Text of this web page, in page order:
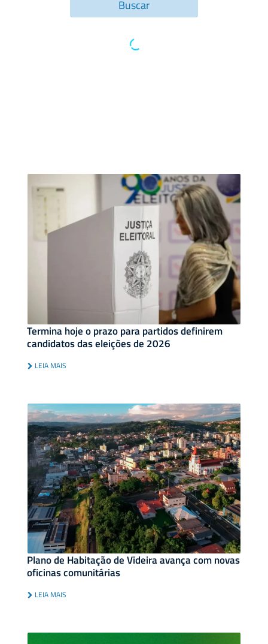
Termina hoje o prazo para partidos definirem
candidatos das eleições de 2026
LEIA MAIS
Plano de Habitação de Videira avança com novas
oficinas comunitárias
LEIA MAIS